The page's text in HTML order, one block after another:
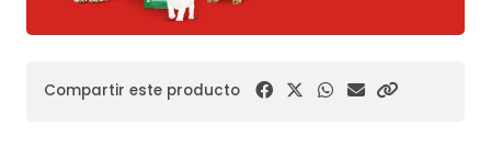
Compartir este producto